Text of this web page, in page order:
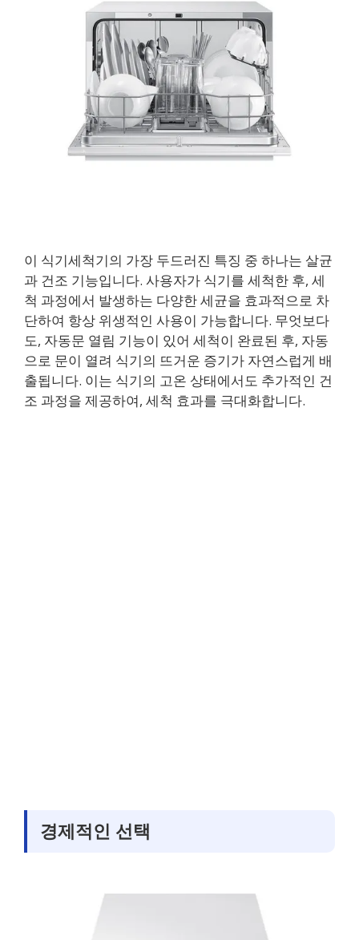
이 식기세척기의 가장 두드러진 특징 중 하나는 살균
과 건조 기능입니다. 사용자가 식기를 세척한 후, 세
척 과정에서 발생하는 다양한 세균을 효과적으로 차
단하여 항상 위생적인 사용이 가능합니다. 무엇보다
도, 자동문 열림 기능이 있어 세척이 완료된 후, 자동
으로 문이 열려 식기의 뜨거운 증기가 자연스럽게 배
출됩니다. 이는 식기의 고온 상태에서도 추가적인 건
조 과정을 제공하여, 세척 효과를 극대화합니다.
경제적인 선택